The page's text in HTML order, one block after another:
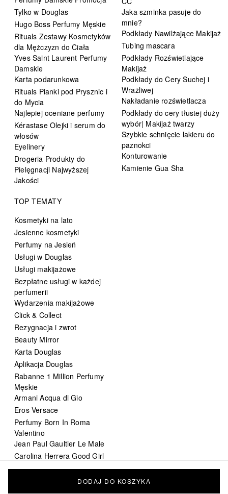
Tylko w Douglas
Hugo Boss Perfumy Męskie
Rituals Zestawy Kosmetyków
dla Mężczyzn do Ciała
Yves Saint Laurent Perfumy
Damskie
Karta podarunkowa
Rituals Pianki pod Prysznic i
do Mycia
Najlepiej oceniane perfumy
Kérastase Olejki i serum do
włosów
Eyelinery
Drogeria Produkty do
Pielęgnacji Najwyższej
Jakości
Jaka szminka pasuje do
mnie?
Podkłady Nawilżające Makijaż
Tubing mascara
Podkłady Rozświetlające
Makijaż
Podkłady do Cery Suchej i
Wrażliwej
Nakładanie rozświetlacza
Podkłady do cery tłustej duży
wybór| Makijaż twarzy
Szybkie schnięcie lakieru do
paznokci
Konturowanie
Kamienie Gua Sha
TOP TEMATY
Kosmetyki na lato
Jesienne kosmetyki
Perfumy na Jesień
Usługi w Douglas
Usługi makijażowe
Bezpłatne usługi w każdej
perfumerii
Wydarzenia makijażowe
Click & Collect
Rezygnacja i zwrot
Beauty Mirror
Karta Douglas
Aplikacja Douglas
Rabanne 1 Million Perfumy
Męskie
Armani Acqua di Gio
Eros Versace
Perfumy Born In Roma
Valentino
Jean Paul Gaultier Le Male
Carolina Herrera Good Girl
DIOR Sauvage
Chanel Bleu de ChanelDODAJ DO KOSZYKA